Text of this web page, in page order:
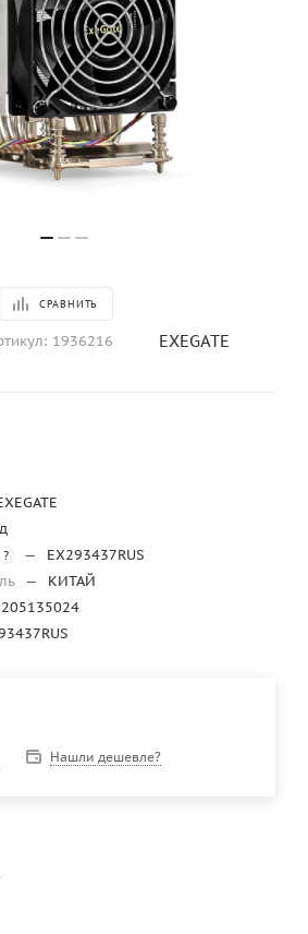
СРАВНИТЬ
1936216 EXEGATE
? —
EX293437RUS
—
КИТАЙ
Нашли дешевле?